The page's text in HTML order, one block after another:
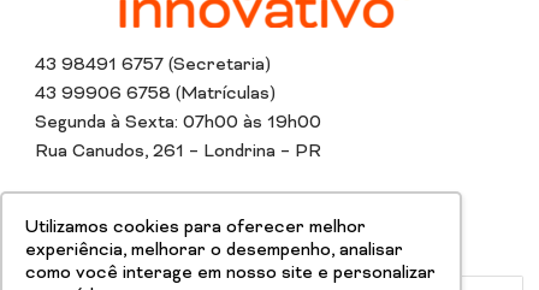
Utilizamos cookies para oferecer melhor
experiência, melhorar o desempenho, analisar
como você interage em nosso site e personalizar
43 98491 6757 (Secretaria)
43 99906 6758 (Matrículas)
Segunda à Sexta: 07h00 às 19h00
Rua Canudos, 261 – Londrina – PR
InstagramWhatsapp
Tiktok Linkedin